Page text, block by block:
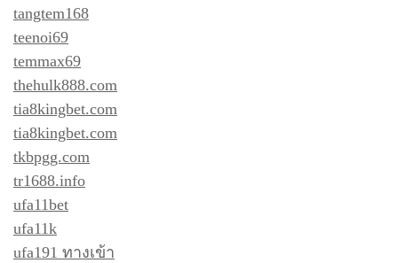
tangtem168
teenoi69
temmax69
thehulk888.com
tia8kingbet.com
tia8kingbet.com
tkbpgg.com
tr1688.info
ufa11bet
ufa11k
ufa191 ทางเข้า